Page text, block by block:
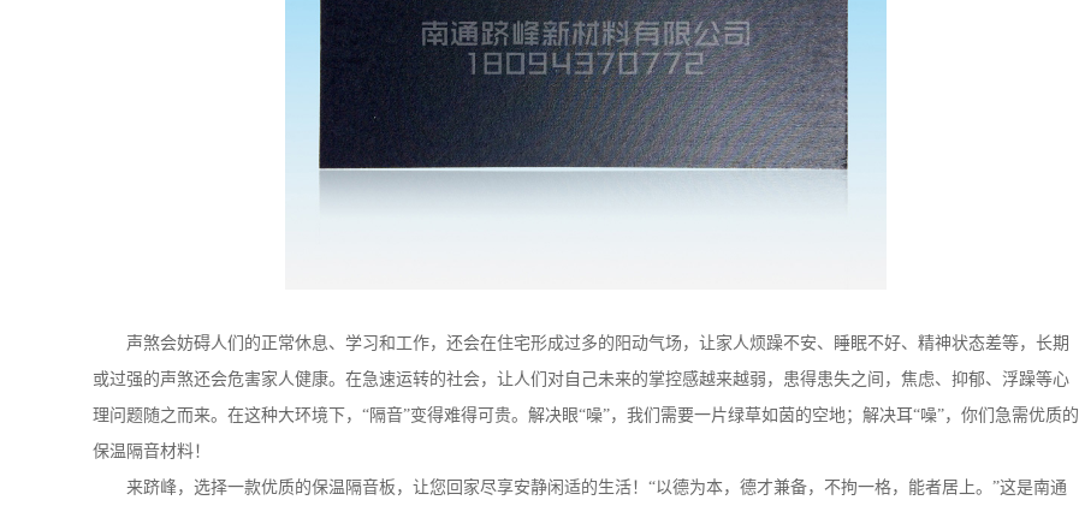
声煞会妨碍人们的正常休息、学习和工作，还会在住宅形成过多的阳动气场，让家人烦躁不安、睡眠不好、精神状态差等，长期
或过强的声煞还会危害家人健康。在急速运转的社会，让人们对自己未来的掌控感越来越弱，患得患失之间，焦虑、抑郁、浮躁等心
理问题随之而来。在这种大环境下 ， “隔音”变得难得可贵。解决眼“噪”，我们需要一片绿草如茵的空地；解决耳“噪”，你们急需优质的
保温隔音材料！
来跻峰，选择一款优质的保温隔音板 ，让您回家尽享安静闲适的生活！ “以德为本，德才兼备，不拘一格，能者居上。 ”这是南通